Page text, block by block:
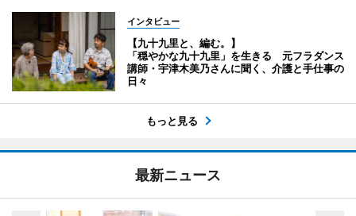
インタビュー
【九十九里と、編む。】
「穏やかな九十九里」を生きる 元フラダンス
講師・宇津木美乃さんに聞く、介護と手仕事の
日々
もっと見る
最新ニュース